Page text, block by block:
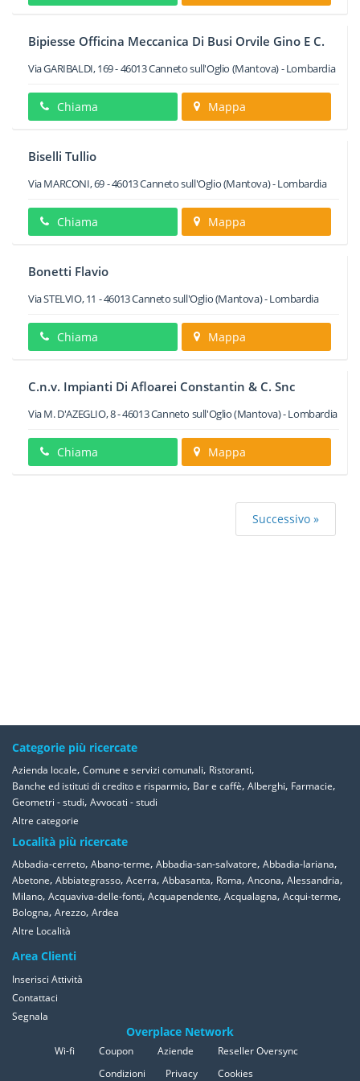
Bipiesse Officina Meccanica Di Busi Orvile Gino E C.
Via GARIBALDI, 169-46013Canneto sull'Oglio (Mantova) -Lombardia
Chiama Mappa
Biselli Tullio
Via MARCONI, 69-46013Canneto sull'Oglio(Mantova) -Lombardia
Chiama Mappa
Bonetti Flavio
Via STELVIO, 11 -46013Canneto sull'Oglio(Mantova) -Lombardia
Chiama Mappa
C.n.v. Impianti Di Afloarei Constantin & C. Snc
Via M. D'AZEGLIO, 8-46013Canneto sull'Oglio(Mantova) -Lombardia
Chiama Mappa
Successivo »
Categorie più ricercate
Azienda locale, Comune e servizi comunali, Ristoranti,
Banche ed istituti di credito e risparmio, Bar e caffè, Alberghi, Farmacie,
Geometri - studi, Avvocati - studi
Altre categorie
Località più ricercate
Abbadia-cerreto, Abano-terme, Abbadia-san-salvatore, Abbadia-lariana,
Abetone, Abbiategrasso, Acerra, Abbasanta, Roma, Ancona, Alessandria,
Milano, Acquaviva-delle-fonti, Acquapendente, Acqualagna, Acqui-terme,
Bologna, Arezzo, Ardea
Altre Località
Area Clienti
Inserisci Attività
Contattaci
Segnala
Overplace Network
Wi-fi Coupon Aziende
Reseller Oversync
Condizioni
Privacy Cookies